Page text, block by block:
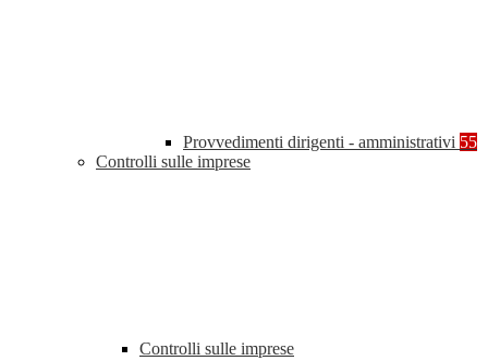
Provvedimenti dirigenti - amministrativi 55
Controlli sulle imprese
Controlli sulle imprese